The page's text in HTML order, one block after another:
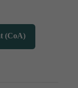
(CoA)